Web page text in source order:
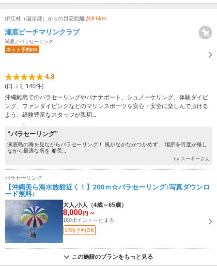
伊江村（国頭郡）からの目安距離 約9.6km
瀬底ビーチマリンクラブ
瀬底／パラセーリング
ネット予約OK
4.8
(口コミ 140件)
沖縄離島でのパラセーリングやバナナボート、シュノーケリング、体験ダイビ
ング、ファンダイビングなどのマリンスポーツを安心・安全に楽しんで頂ける
よう、経験豊富なスタッフが親切...
“パラセーリング”
瀬底島の海を見ながらパラセーリング！ 風がなかなかつかめず、 場所を何度か移し
ながら最適な所を 船長...
by スーギーさん
パラセーリング
【沖縄美ら海水族館近く！】200ｍ☆パラセーリング♪写真ダウンロ
ード無料♪
大人,小人（4歳～65歳）
8,000 円 ～
160ポイント～たまる！
即時予約OK
この施設のプランをもっと見る